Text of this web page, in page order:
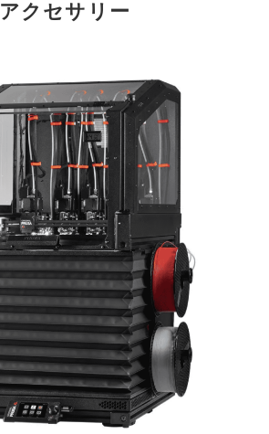
アクセサリー